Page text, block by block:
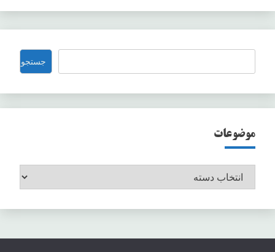
جستجو جستجو
موضوعات
موضوعات